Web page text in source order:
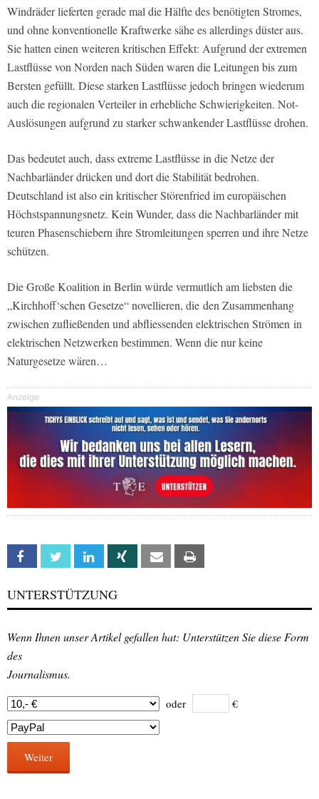
Windräder lieferten gerade mal die Hälfte des benötigten Stromes,
und ohne konventionelle Kraftwerke sähe es allerdings düster aus.
Sie hatten einen weiteren kritischen Effekt: Aufgrund der extremen
Lastflüsse von Norden nach Süden waren die Leitungen bis zum
Bersten gefüllt. Diese starken Lastflüsse jedoch bringen wiederum
auch die regionalen Verteiler in erhebliche Schwierigkeiten. Not-
Auslösungen aufgrund zu starker schwankender Lastflüsse drohen.
Das bedeutet auch, dass extreme Lastflüsse in die Netze der
Nachbarländer drücken und dort die Stabilität bedrohen.
Deutschland ist also ein kritischer Störenfried im europäischen
Höchstspannungsnetz. Kein Wunder, dass die Nachbarländer mit
teuren Phasenschiebern ihre Stromleitungen sperren und ihre Netze
schützen.
Die Große Koalition in Berlin würde vermutlich am liebsten die
„Kirchhoff‘schen Gesetze“ novellieren, die den Zusammenhang
zwischen zufließenden und abfliessenden elektrischen Strömen in
elektrischen Netzwerken bestimmen. Wenn die nur keine
Naturgesetze wären…
Anzeige
Facebook Twitter Linkedin Xing Email
UNTERSTÜTZUNG
Wenn Ihnen unser Artikel gefallen hat: Unterstützen Sie diese Form
des
Journalismus.
oder €
Weiter